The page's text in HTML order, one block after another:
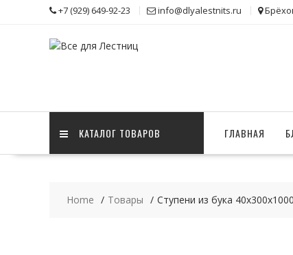
+7 (929) 649-92-23 info@dlyalestnits.ru
КАТАЛОГ ТОВАРОВ ГЛАВНАЯ
Home Товары Ступени из бука